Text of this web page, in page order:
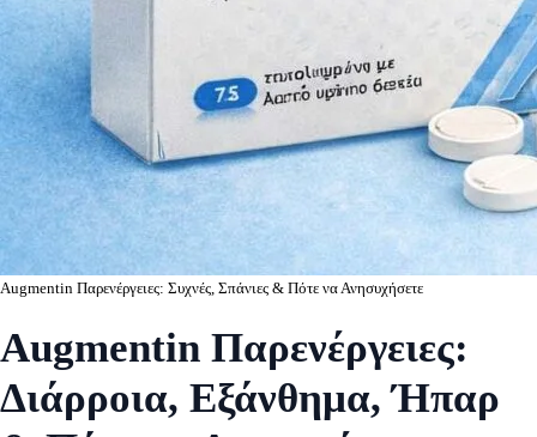
Augmentin Παρενέργειες: Συχνές, Σπάνιες & Πότε να Ανησυχήσετε
Augmentin Παρενέργειες:
Διάρροια, Εξάνθημα, Ήπαρ